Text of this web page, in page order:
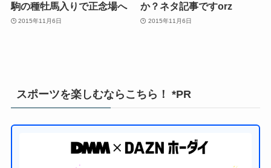
駒の種牡馬入りで正念場へ
2015年11月6日
か？ネタ記事ですorz
2015年11月6日
スポーツを楽しむならこちら！ *PR